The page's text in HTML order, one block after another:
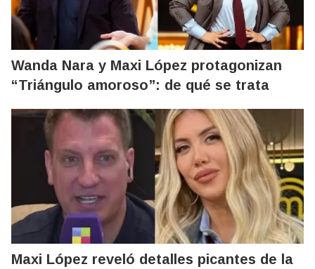
Wanda Nara y Maxi López protagonizan
“Triángulo amoroso”: de qué se trata
Maxi López reveló detalles picantes de la